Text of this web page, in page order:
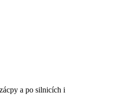
a po silnicích i